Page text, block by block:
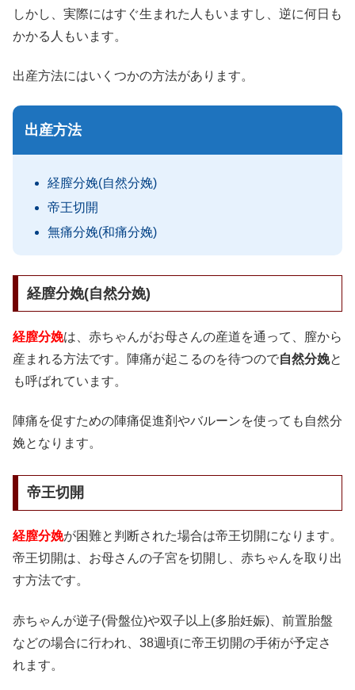
しかし、実際にはすぐ生まれた人もいますし、逆に何日も
かかる人もいます。
出産方法にはいくつかの方法があります。
出産方法
経膣分娩(自然分娩)
帝王切開
無痛分娩(和痛分娩)
経膣分娩(自然分娩)
経膣分娩は、赤ちゃんがお母さんの産道を通って、膣から
産まれる方法です。陣痛が起こるのを待つので自然分娩と
も呼ばれています。
陣痛を促すための陣痛促進剤やバルーンを使っても自然分
娩となります。
帝王切開
経膣分娩が困難と判断された場合は帝王切開になります。
帝王切開は、お母さんの子宮を切開し、赤ちゃんを取り出
す方法です。
赤ちゃんが逆子(骨盤位)や双子以上(多胎妊娠)、前置胎盤
などの場合に行われ、38週頃に帝王切開の手術が予定さ
れます。